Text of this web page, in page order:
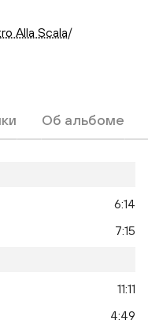
Alla Scala/
Об альбоме
6:14
7:15
11:11
4:49